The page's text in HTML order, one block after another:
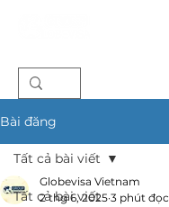
Bài đăng
Tất cả bài viết
Tất cả bài viết
Globevisa Vietnam
2 thg 6, 2025 3 phút đọc